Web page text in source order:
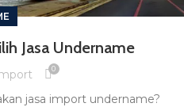
Jasa Undername
0
jasa import undername?